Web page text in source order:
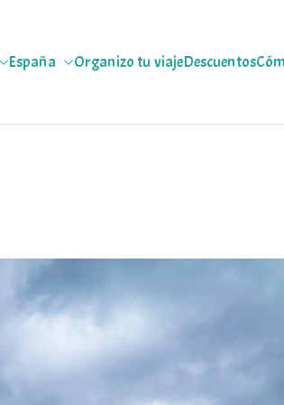
pa que te copies
España Organizo tu viajeDescuentos